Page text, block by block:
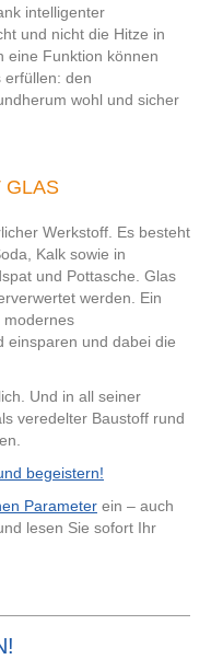
intelligenter
und nicht die Hitze in
eine Funktion können
erfüllen: den
wohl und sicher
GLAS
Werkstoff. Es besteht
Kalk sowie in
und Pottasche. Glas
werden. Ein
modernes
einsparen und dabei die
Und in all seiner
veredelter Baustoff rund
begeistern!
Parameter ein – auch
lesen Sie sofort Ihr